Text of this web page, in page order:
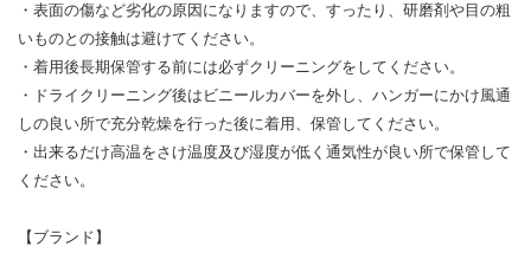
・表面の傷など劣化の原因になりますので、すったり、研磨剤や目の粗
いものとの接触は避けてください。
・着用後長期保管する前には必ずクリーニングをしてください。
・ドライクリーニング後はビニールカバーを外し、ハンガーにかけ風通
しの良い所で充分乾燥を行った後に着用、保管してください。
・出来るだけ高温をさけ温度及び湿度が低く通気性が良い所で保管して
ください。
【ブランド】